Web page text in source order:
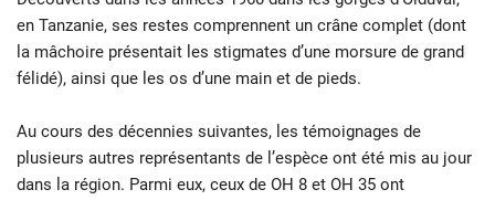
en Tanzanie, ses restes comprennent un crâne complet (dont
la mâchoire présentait les stigmates d’une morsure de grand
félidé), ainsi que les os d’une main et de pieds.
Au cours des décennies suivantes, les témoignages de
plusieurs autres représentants de l’espèce ont été mis au jour
dans la région. Parmi eux, ceux de OH 8 et OH 35 ont